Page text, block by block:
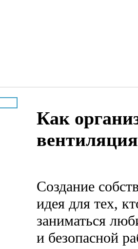
Как
Создание
идея для тех,
заниматься
и безопасной